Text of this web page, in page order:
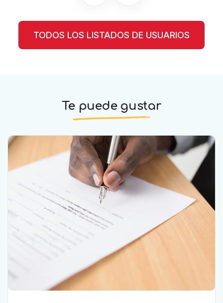
TODOS LOS LISTADOS DE USUARIOS
Te puede gustar